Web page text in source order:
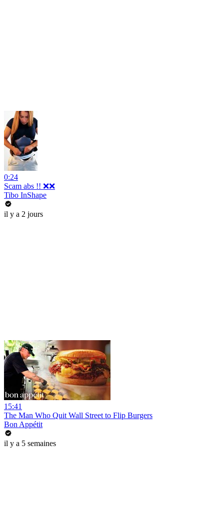
0:24
Scam abs !! ❌❌
Tibo InShape
il y a 2 jours
15:41
The Man Who Quit Wall Street to Flip Burgers
Bon Appétit
il y a 5 semaines